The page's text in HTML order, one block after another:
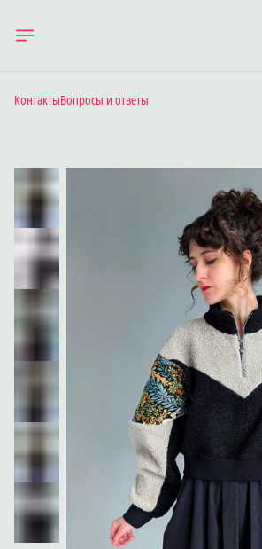
КонтактыВопросы и ответы